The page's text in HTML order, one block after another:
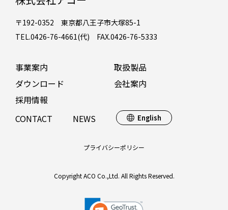
〒192-0352 東京都八王子市大塚85-1
TEL.0426-76-4661(代) FAX.0426-76-5333
事業案内
取扱製品
ダウンロード
会社案内
採用情報
CONTACT
NEWS English
プライバシーポリシー
Copyright ACO Co.,Ltd. All Rights Reserved.